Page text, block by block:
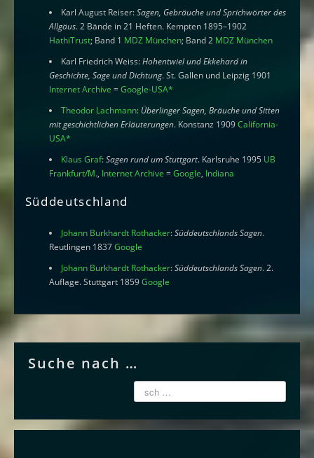
Karl August Reiser:Sagen, Gebräuche und Sprichwörter des
Allgäus. 2 Bände in 21 Heften. Kempten 1895–1902
HathiTrust; Band 1 MDZ München; Band 2 MDZ München
Karl Friedrich Weiss:Hohentwiel und Ekkehard in
Geschichte, Sage und Dichtung. St. Gallen und Leipzig 1901
Internet Archive =Google-USA*
Theodor Lachmann: Überlinger Sagen, Bräuche und Sitten
mit geschichtlichen Erläuterungen. Konstanz 1909California-
USA*
Klaus Graf:Sagen rund um Stuttgart. Karlsruhe 1995 UB
Frankfurt/M., Internet Archive =Google, Indiana
Süddeutschland
Johann Burkhardt Rothacker:Süddeutschlands Sagen.
Reutlingen 1837Google
Johann Burkhardt Rothacker:Süddeutschlands Sagen. 2.
Auflage. Stuttgart 1859Google
Suche nach …